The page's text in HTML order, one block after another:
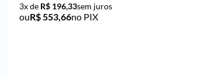
R$ 553,66no PIX
3x de R$ 196,33